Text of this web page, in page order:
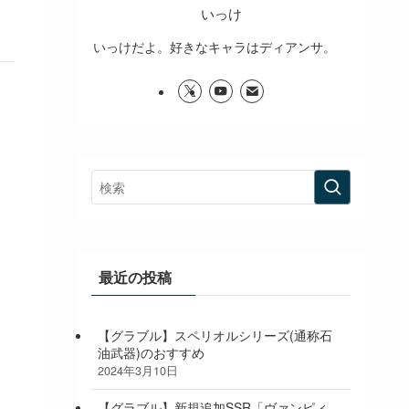
いっけ
いっけだよ。好きなキャラはディアンサ。
最近の投稿
【グラブル】スペリオルシリーズ(通称石
油武器)のおすすめ
2024年3月10日